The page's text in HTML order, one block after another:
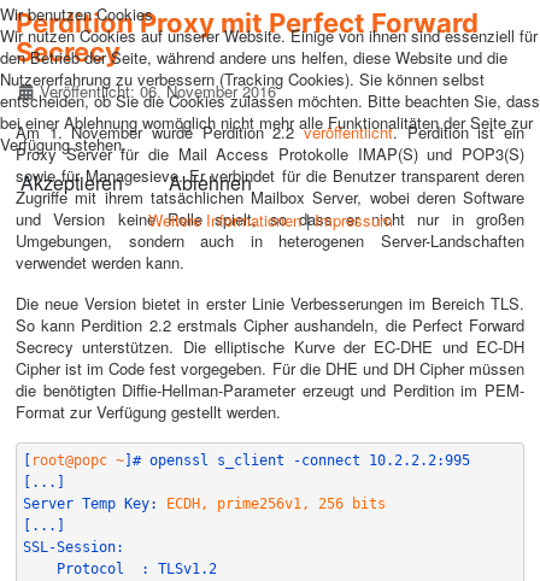
Perdition Proxy mit Perfect Forward
Secrecy
DetailsVeröffentlicht: 06. November 2016
Am 1. November wurde Perdition 2.2veröffentlicht. Perdition ist ein
Proxy Server für die Mail Access Protokolle IMAP(S) und POP3(S)
sowie für Managesieve. Er verbindet für die Benutzer transparent deren
Zugriffe mit ihrem tatsächlichen Mailbox Server, wobei deren Software
und Version keine Rolle spielt, so dass er nicht nur in großen
Umgebungen, sondern auch in heterogenen Server-Landschaften
verwendet werden kann.
Die neue Version bietet in erster Linie Verbesserungen im Bereich TLS.
So kann Perdition 2.2 erstmals Cipher aushandeln, die Perfect Forward
Secrecy unterstützen. Die elliptische Kurve der EC-DHE und EC-DH
Cipher ist im Code fest vorgegeben. Für die DHE und DH Cipher müssen
die benötigten Diffie-Hellman-Parameter erzeugt und Perdition im PEM-
Format zur Verfügung gestellt werden.
root@popc ~ ]# openssl s_client -connect 10.2.2.2:995
[...]
Server Temp Key:
ECDH, prime256v1, 256 bits
[...]
SSL-Session:
Protocol  : TLSv1.2
Wir benutzen Cookies
Wir nutzen Cookies auf unserer Website. Einige von ihnen sind essenziell für
den Betrieb der Seite, während andere uns helfen, diese Website und die
Nutzererfahrung zu verbessern (Tracking Cookies). Sie können selbst
entscheiden, ob Sie die Cookies zulassen möchten. Bitte beachten Sie, dass
bei einer Ablehnung womöglich nicht mehr alle Funktionalitäten der Seite zur
Verfügung stehen.
Akzeptieren Ablehnen
Weitere Informationen|Impressum